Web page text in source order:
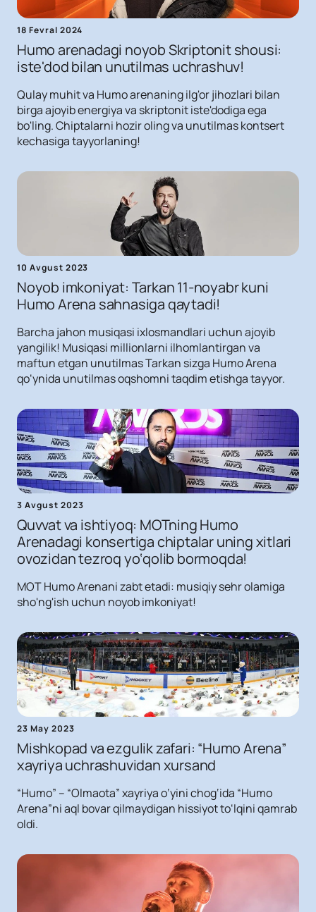
18 Fevral 2024
Humo arenadagi noyob Skriptonit shousi:
iste'dod bilan unutilmas uchrashuv!
Qulay muhit va Humo arenaning ilg'or jihozlari bilan
birga ajoyib energiya va skriptonit iste'dodiga ega
bo'ling. Chiptalarni hozir oling va unutilmas kontsert
kechasiga tayyorlaning!
10 Avgust 2023
Noyob imkoniyat: Tarkan 11-noyabr kuni
Humo Arena sahnasiga qaytadi!
Barcha jahon musiqasi ixlosmandlari uchun ajoyib
yangilik! Musiqasi millionlarni ilhomlantirgan va
maftun etgan unutilmas Tarkan sizga Humo Arena
qo‘ynida unutilmas oqshomni taqdim etishga tayyor.
3 Avgust 2023
Quvvat va ishtiyoq: MOTning Humo
Arenadagi konsertiga chiptalar uning xitlari
ovozidan tezroq yo‘qolib bormoqda!
MOT Humo Arenani zabt etadi: musiqiy sehr olamiga
sho'ng'ish uchun noyob imkoniyat!
23 May 2023
Mishkopad va ezgulik zafari: “Humo Arena”
xayriya uchrashuvidan xursand
“Humo” – “Olmaota” xayriya o‘yini chog‘ida “Humo
Arena”ni aql bovar qilmaydigan hissiyot to‘lqini qamrab
oldi.